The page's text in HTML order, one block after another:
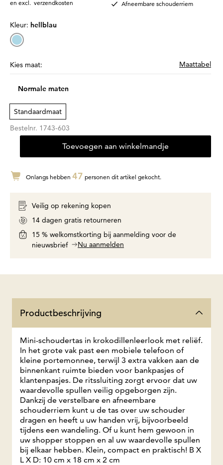
en excl. verzendkosten
Afneembare schouderriem
Kleur: hellblau
Kies maat: Maattabel
Normale maten
Standaardmaat
Bestelnr. 1743-603
Toevoegen aan winkelmandje
Onlangs hebben 47 personen dit artikel gekocht.
Veilig op rekening kopen
14 dagen gratis retourneren
15 % welkomstkorting bij aanmelding voor de
nieuwsbrief
Nu aanmelden
Productbeschrijving
Mini-schoudertas in krokodillenleerlook met reliëf.
In het grote vak past een mobiele telefoon of
kleine portemonnee, terwijl 3 extra vakken aan de
binnenkant ruimte bieden voor bankpasjes of
klantenpasjes. De ritssluiting zorgt ervoor dat uw
waardevolle spullen veilig opgeborgen zijn.
Dankzij de verstelbare en afneembare
schouderriem kunt u de tas over uw schouder
dragen en heeft u uw handen vrij, bijvoorbeeld
tijdens een wandeling. Of u kunt hem gewoon in
uw shopper stoppen en al uw waardevolle spullen
bij elkaar hebben. Klein, compact en praktisch! B X
L X D: 10 cm x 18 cm x 2 cm